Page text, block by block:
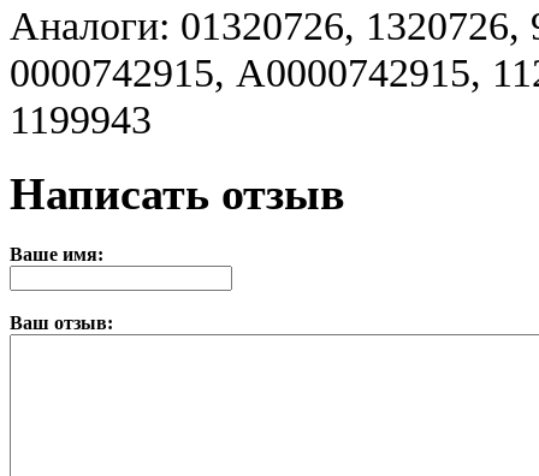
Аналоги: 01320726, 1320726,
0000742915, A0000742915,
1199943
Написать отзыв
Ваше имя:
Ваш отзыв: